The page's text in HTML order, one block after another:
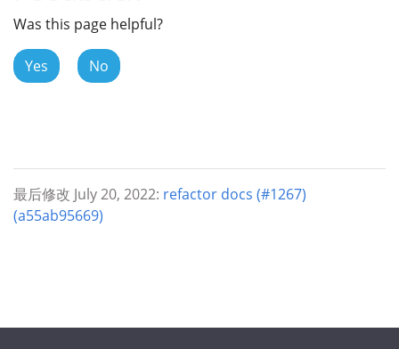
Was this page helpful?
Yes No
最后修改 July 20, 2022: refactor docs (#1267)
(a55ab95669)